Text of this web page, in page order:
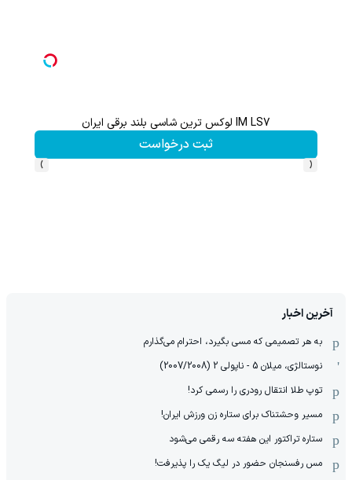
IM LS7 لوکس ترین شاسی بلند برقی ایران
ثبت درخواست
‹
›
آخرین اخبار
به هر تصمیمی که مسی بگیرد، احترام می‌گذارم
نوستالژی، میلان 5 - ناپولی 2 (2007/2008)
توپ طلا انتقال رودری را رسمی کرد!
مسیر وحشتناک برای ستاره زن ورزش ایران!
ستاره تراکتور این هفته سه رقمی می‌شود
مس رفسنجان حضور در لیگ یک را پذیرفت!